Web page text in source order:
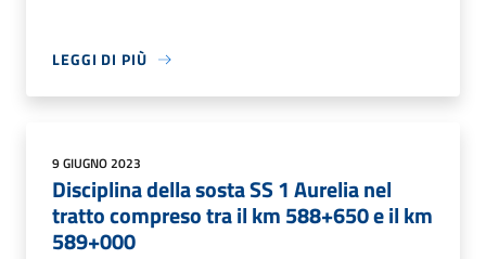
LEGGI DI PIÙ
9 GIUGNO 2023
Disciplina della sosta SS 1 Aurelia nel
tratto compreso tra il km 588+650 e il km
589+000